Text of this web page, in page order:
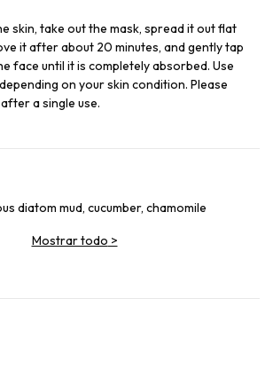
skin, take out the mask, spread it out flat
it after about 20 minutes, and gently tap
face until it is completely absorbed. Use
on your skin condition. Please
a single use.
diatom mud, cucumber, chamomile
Mostrar todo >